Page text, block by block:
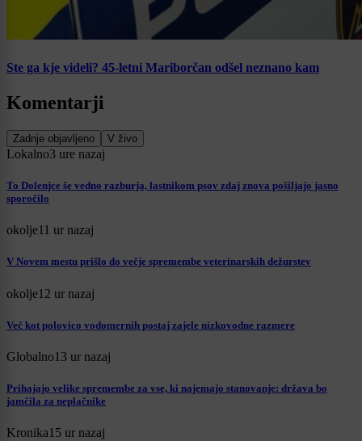
Ste ga kje videli? 45-letni Mariborčan odšel neznano kam
Komentarji
Zadnje objavljeno V živo
Lokalno3 ure nazaj
To Dolenjce še vedno razburja, lastnikom psov zdaj znova pošiljajo jasno
sporočilo
okolje11 ur nazaj
V Novem mestu prišlo do večje spremembe veterinarskih dežurstev
okolje12 ur nazaj
Več kot polovico vodomernih postaj zajele nizkovodne razmere
Globalno13 ur nazaj
Prihajajo velike spremembe za vse, ki najemajo stanovanje: država bo
jamčila za neplačnike
Kronika15 ur nazaj